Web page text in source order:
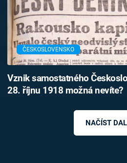
ČESKOSLOVENSKO
Vznik samostatného
28. říjnu 1918 možná nevíte?
NAČÍST